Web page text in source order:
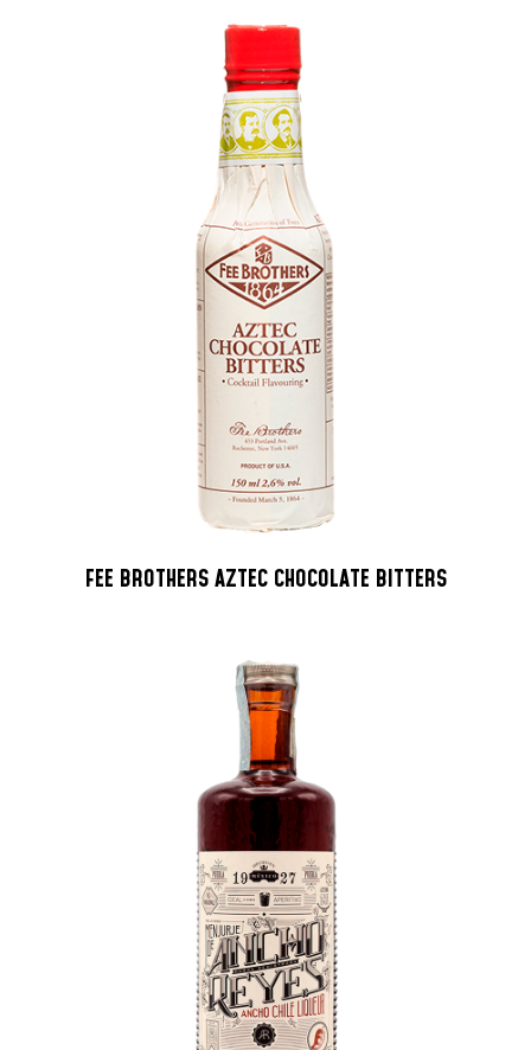
FEE BROTHERS AZTEC CHOCOLATE BITTERS